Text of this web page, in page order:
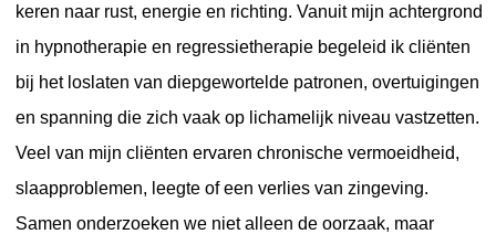
keren naar rust, energie en richting. Vanuit mijn achtergrond
in hypnotherapie en regressietherapie begeleid ik cliënten
bij het loslaten van diepgewortelde patronen, overtuigingen
en spanning die zich vaak op lichamelijk niveau vastzetten.
Veel van mijn cliënten ervaren chronische vermoeidheid,
slaapproblemen, leegte of een verlies van zingeving.
Samen onderzoeken we niet alleen de oorzaak, maar